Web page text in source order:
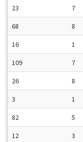
23 7
68 8
16 1
109 7
26 8
3 1
82 5
12 3